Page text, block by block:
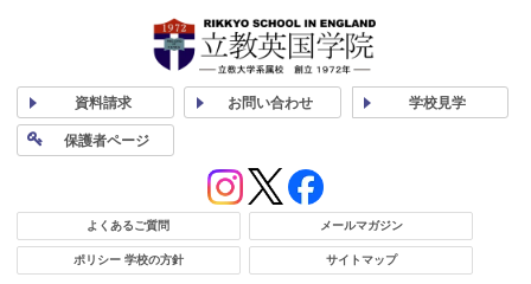
資料請求 お問い合わせ 学校見学
保護者ページ
よくあるご質問 メールマガジン
ポリシー 学校の方針 サイトマップ